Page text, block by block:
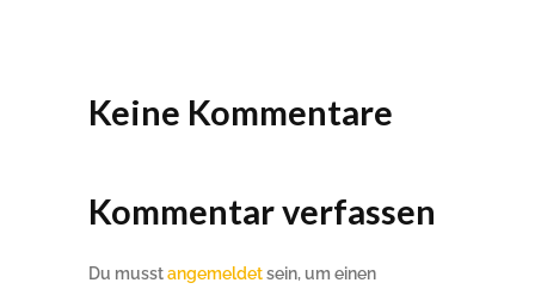
Keine Kommentare
Kommentar verfassen
Du musstangemeldetsein, um einen